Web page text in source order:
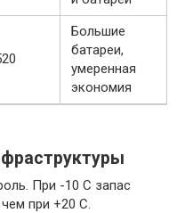
Большие
батареи,
умеренная
экономия
При -10 C запас
при +20 C.